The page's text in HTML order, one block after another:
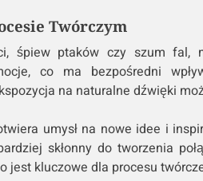
Twórczym
śpiew ptaków czy szum fal,
co ma bezpośredni
na naturalne dźwięki
umysł na nowe idee i
skłonny do tworzenia
jest kluczowe dla procesu